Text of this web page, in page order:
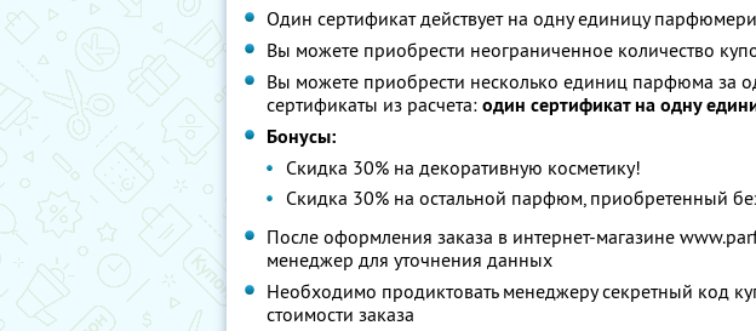
Один сертификат действует на одну единицу
Вы можете приобрести неограниченное количество
Вы можете приобрести несколько единиц парфюма за
сертификаты из расчета: один сертификат на одну
Бонусы:
Скидка 30% на декоративную косметику!
Скидка 30% на остальной парфюм, приобретенный
После оформления заказа в интернет-магазине
менеджер для уточнения данных
Необходимо продиктовать менеджеру секретный код
стоимости заказа